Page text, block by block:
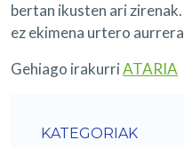
bertan ikusten ari
ez ekimena urtero
Gehiago irakurriATARIA
KATEGORIAK